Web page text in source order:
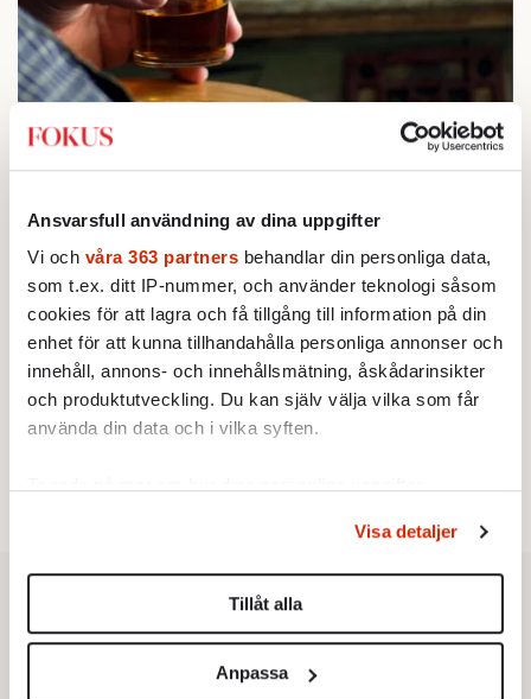
Ansvarsfull användning av dina uppgifter
Vi och våra 363 partners behandlar din personliga data,
som t.ex. ditt IP-nummer, och använder teknologi såsom
cookies för att lagra och få tillgång till information på din
enhet för att kunna tillhandahålla personliga annonser och
innehåll, annons- och innehållsmätning, åskådarinsikter
och produktutveckling. Du kan själv välja vilka som får
använda din data och i vilka syften.
Du kan ändra eller dra tillbaka ditt samtycke när som
helst från cookie-förklaringen.
Vi använder enhetsidentifierare för att anpassa innehållet
för sociala medier och analysera vår trafik. Vi
Visa detaljer
Tillåt alla
Anpassa
1.Bitte Assarmo:
Sagan om den lågbegåvade
franska civilisationen
3.Sakine Madon: Efter islamistdådet oroar sig
vänstern för Agnes Wold
STICKET
4. Dan Korn: Quisling, quislingar och sten i glashus
5.Nina Lekander:På ”Kommunisthögskolan” drömde
alla om att vara arbetarklass
STICKET
6.Johan Romin:Andersson, hur ska du få ihop det